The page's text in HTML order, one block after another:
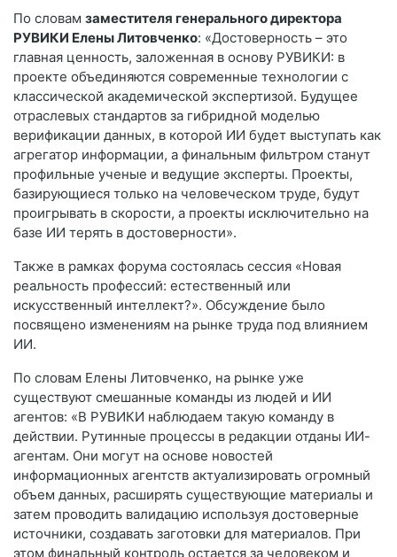
По словам заместителя генерального директора
РУВИКИ Елены Литовченко: «Достоверность – это
главная ценность, заложенная в основу РУВИКИ: в
проекте объединяются современные технологии с
классической академической экспертизой. Будущее
отраслевых стандартов за гибридной моделью
верификации данных, в которой ИИ будет выступать как
агрегатор информации, а финальным фильтром станут
профильные ученые и ведущие эксперты. Проекты,
базирующиеся только на человеческом труде, будут
проигрывать в скорости, а проекты исключительно на
базе ИИ терять в достоверности».
Также в рамках форума состоялась сессия «Новая
реальность профессий: естественный или
искусственный интеллект?». Обсуждение было
посвящено изменениям на рынке труда под влиянием
ИИ.
По словам Елены Литовченко, на рынке уже
существуют смешанные команды из людей и ИИ
агентов: «В РУВИКИ наблюдаем такую команду в
действии. Рутинные процессы в редакции отданы ИИ-
агентам. Они могут на основе новостей
информационных агентств актуализировать огромный
объем данных, расширять существующие материалы и
затем проводить валидацию используя достоверные
источники, создавать заготовки для материалов. При
этом финальный контроль остается за человеком и